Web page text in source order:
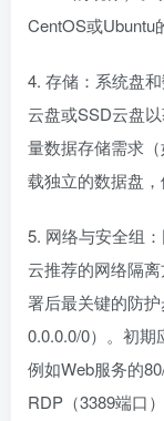
CentOS或Ubuntu
4. 存储：系统盘
云盘或SSD云盘
量数据存储需求
载独立的数据盘，
5. 网络与安全组
云推荐的网络隔
署后最关键的防
0.0.0.0/0）。初期
例如Web服务的
RDP（3389端口